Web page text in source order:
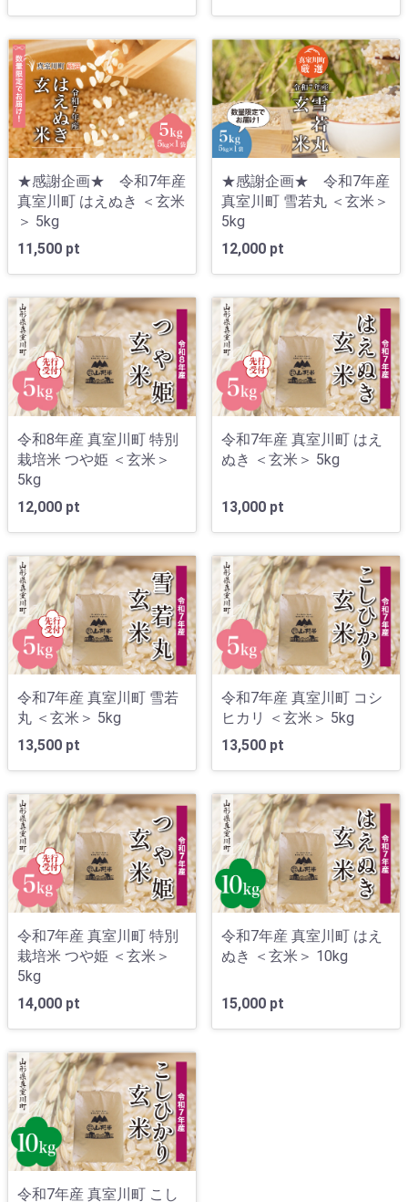
★感謝企画★ 令和7年産
真室川町 はえぬき ＜玄米
＞ 5kg
11,500 pt
★感謝企画★ 令和7年産
真室川町 雪若丸 ＜玄米＞
5kg
12,000 pt
令和8年産 真室川町 特別
栽培米 つや姫 ＜玄米＞
5kg
12,000 pt
令和7年産 真室川町 はえ
ぬき ＜玄米＞ 5kg
13,000 pt
令和7年産 真室川町 雪若
丸 ＜玄米＞ 5kg
13,500 pt
令和7年産 真室川町 コシ
ヒカリ ＜玄米＞ 5kg
13,500 pt
令和7年産 真室川町 特別
栽培米 つや姫 ＜玄米＞
5kg
14,000 pt
令和7年産 真室川町 はえ
ぬき ＜玄米＞ 10kg
15,000 pt
令和7年産 真室川町 こし